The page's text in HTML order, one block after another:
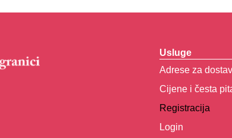
Usluge
Adrese za
Cijene i česta
Registracija
Login